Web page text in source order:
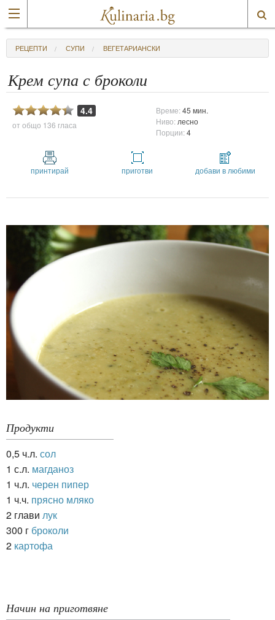
РЕЦЕПТИ СУПИ ВЕГЕТАРИАНСКИ
Крем супа с броколи
4.4
от общо 136 гласа
Време:45 мин.
Ниво: лесно
Порции:4
принтирай приготви добави в любими
Продукти
0,5 ч.л. сол
1 с.л. магданоз
1 ч.л. черен пипер
1 ч.ч. прясно мляко
2 глави лук
300 г броколи
2 картофа
Начин на приготвяне